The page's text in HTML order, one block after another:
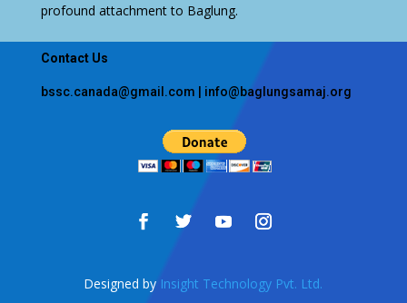
profound attachment to Baglung.
Contact Us
bssc.canada@gmail.com info@baglungsamaj.org
Designed by Insight Technology Pvt. Ltd.